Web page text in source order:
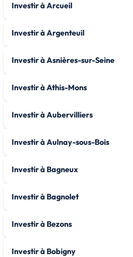
Investir à Arcueil
Investir à Argenteuil
Investir à Asnières-sur-Seine
Investir à Athis-Mons
Investir à Aubervilliers
Investir à Aulnay-sous-Bois
Investir à Bagneux
Investir à Bagnolet
Investir à Bezons
Investir à Bobigny